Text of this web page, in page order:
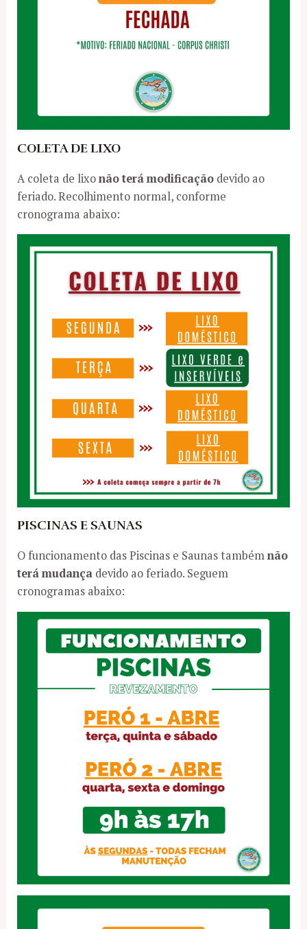
COLETA DE LIXO
A coleta de lixonão terá modificação devido ao
feriado. Recolhimento normal, conforme
cronograma abaixo:
PISCINAS E SAUNAS
O funcionamento das Piscinas e Saunas tambémnão
terá mudança devido ao feriado. Seguem
cronogramas abaixo: